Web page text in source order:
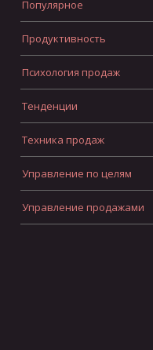
Популярное
Продуктивность
Психология продаж
Тенденции
Техника продаж
Управление по целям
Управление продажами